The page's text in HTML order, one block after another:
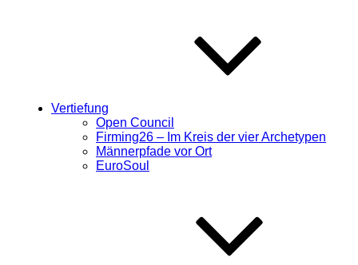
Vertiefung
Open Council
Firming26 – Im Kreis der vier Archetypen
Männerpfade vor Ort
EuroSoul